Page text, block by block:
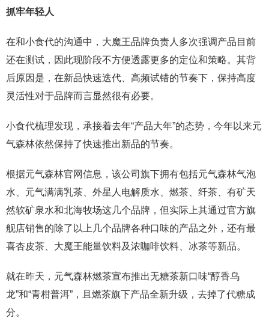
抓牢年轻人
在和小食代的沟通中，大魔王品牌负责人多次强调产品目前
还在测试，因此现阶段不方便透露更多的定位和策略。其背
后原因是，在新品快速迭代、高频试错的节奏下，保持高度
灵活性对于品牌而言显然很有必要。
小食代梳理发现，承接着去年“产品大年”的态势，今年以来元
气森林依然保持了快速推出新品的节奏。
根据元气森林官网信息，该公司旗下拥有包括元气森林气泡
水、元气满满乳茶、外星人电解质水、燃茶、纤茶、有矿天
然软矿泉水和北海牧场这几个品牌，但实际上其通过官方旗
舰店销售的除了以上几个品牌各种口味的产品之外，还有最
喜杏皮茶、大魔王能量饮料及浓咖啡饮料、冰茶等新品。
就在昨天，元气森林燃茶宣布推出无糖茶新口味“醇香乌
龙”和“青柑普洱”，且燃茶旗下产品全新升级，去掉了代糖成
分。